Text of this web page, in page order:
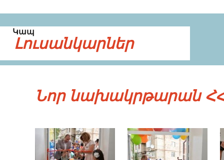
Կապ
Լուսանկարներ
Նոր նախակրթարան